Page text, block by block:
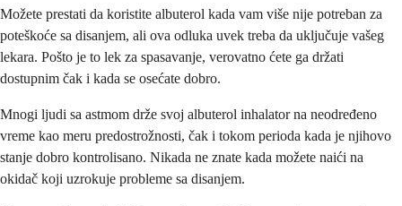
Možete prestati da koristite albuterol kada vam više nije potreban za
poteškoće sa disanjem, ali ova odluka uvek treba da uključuje vašeg
lekara. Pošto je to lek za spasavanje, verovatno ćete ga držati
dostupnim čak i kada se osećate dobro.
Mnogi ljudi sa astmom drže svoj albuterol inhalator na neodređeno
vreme kao meru predostrožnosti, čak i tokom perioda kada je njihovo
stanje dobro kontrolisano. Nikada ne znate kada možete naići na
okidač koji uzrokuje probleme sa disanjem.